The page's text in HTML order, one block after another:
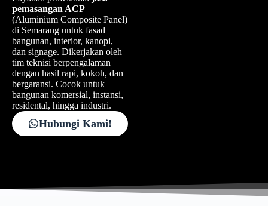
pemasangan ACP
(Aluminium Composite Panel)
di Semarang untuk fasad
bangunan, interior, kanopi,
dan signage. Dikerjakan oleh
tim teknisi berpengalaman
dengan hasil rapi, kokoh, dan
bergaransi. Cocok untuk
bangunan komersial, instansi,
residental, hingga industri.
Hubungi Kami!